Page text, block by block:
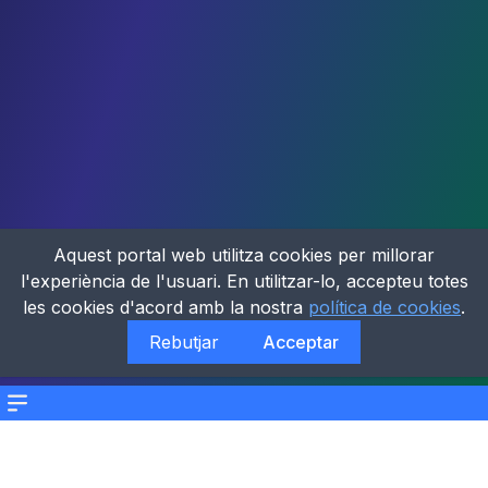
Menu
Aquest portal web utilitza cookies per millorar
l'experiència de l'usuari. En utilitzar-lo, accepteu totes
les cookies d'acord amb la nostra política de cookies.
Rebutjar
Acceptar